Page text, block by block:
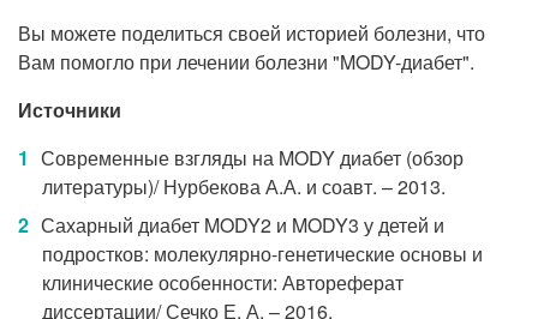
Вы можете поделиться своей историей болезни, что
Вам помогло при лечении болезни "MODY-диабет".
Источники
Современные взгляды на MODY диабет (обзор
литературы)/ Нурбекова А.А. и соавт. – 2013.
Сахарный диабет MODY2 и MODY3 у детей и
подростков: молекулярно-генетические основы и
клинические особенности: Автореферат
диссертации/ Сечко Е. А. – 2016.